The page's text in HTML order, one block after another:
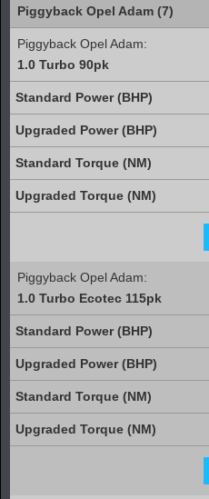
Piggyback Opel Adam (7)
Piggyback Opel Adam:
1.0 Turbo 90pk
Piggyback Opel Adam:
1.0 Turbo Ecotec 115pk